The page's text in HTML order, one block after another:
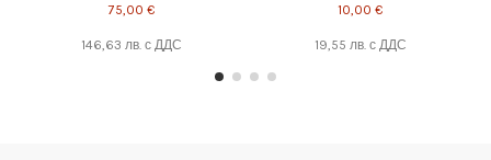
75,00 €
146,63 лв. с ДДС
10,00 €
19,55 лв. с ДДС